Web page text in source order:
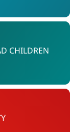
CHILDREN